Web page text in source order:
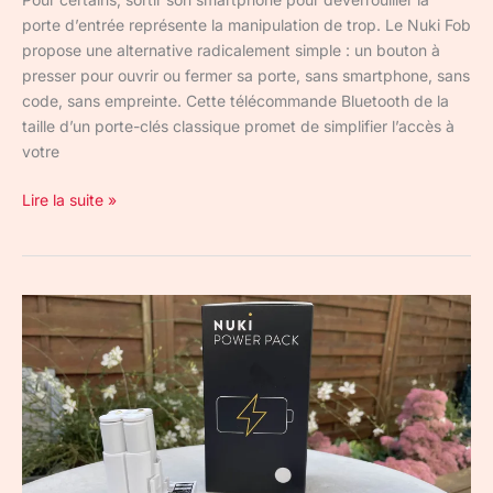
porte d’entrée représente la manipulation de trop. Le Nuki Fob
propose une alternative radicalement simple : un bouton à
presser pour ouvrir ou fermer sa porte, sans smartphone, sans
code, sans empreinte. Cette télécommande Bluetooth de la
taille d’un porte-clés classique promet de simplifier l’accès à
votre
Lire la suite »
Nuki
Power
Pack
:
test
et
avis
sur